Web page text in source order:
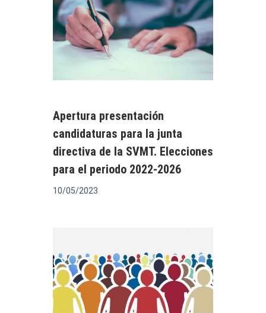
Apertura presentación
candidaturas para la junta
directiva de la SVMT. Elecciones
para el periodo 2022-2026
10/05/2023